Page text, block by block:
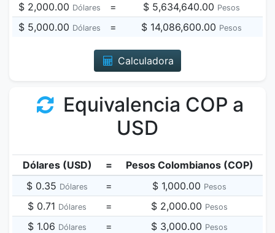
$ 2,000.00 Dólares = $ 5,634,640.00 Pesos
$ 5,000.00 Dólares = $ 14,086,600.00 Pesos
Calculadora
Equivalencia COP a
USD
Dólares (USD) =
Pesos Colombianos (COP)
$ 0.35 Dólares = $ 1,000.00 Pesos
$ 0.71 Dólares = $ 2,000.00 Pesos
$ 1.06 Dólares = $ 3,000.00 Pesos